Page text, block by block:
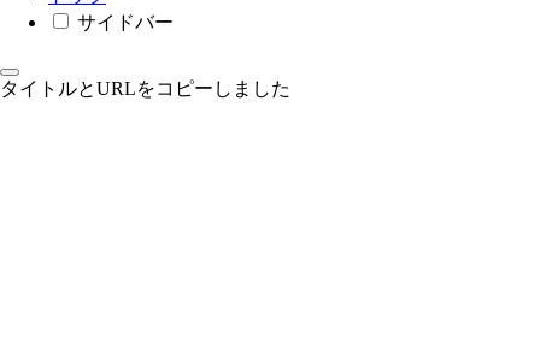
サイドバー
タイトルとURLをコピーしました